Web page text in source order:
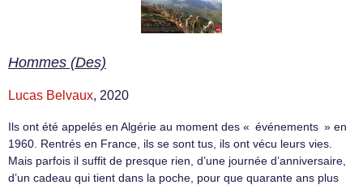
Hommes (Des)
Lucas Belvaux, 2020
Ils ont été appelés en Algérie au moment des « événements » en
1960. Rentrés en France, ils se sont tus, ils ont vécu leurs vies.
Mais parfois il suffit de presque rien, d’une journée d’anniversaire,
d’un cadeau qui tient dans la poche, pour que quarante ans plus